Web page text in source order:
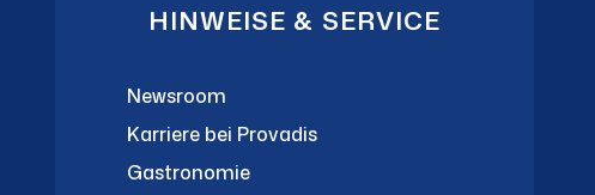
HINWEISE & SERVICE
Newsroom
Karriere bei Provadis
Gastronomie